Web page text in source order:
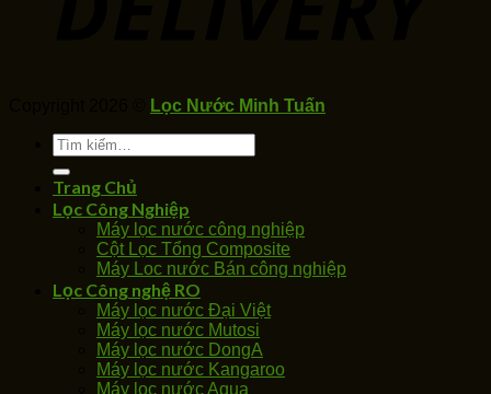
Lọc Nước Minh Tuấn
Tìm
kiếm:
Trang Chủ
Lọc Công Nghiệp
Máy lọc nước công nghiệp
Cột Lọc Tổng Composite
Máy Loc nước Bán công nghiệp
Lọc Công nghệ RO
Máy lọc nước Đại Việt
Máy lọc nước Mutosi
Máy lọc nước DongA
Máy lọc nước Kangaroo
Máy lọc nước Aqua